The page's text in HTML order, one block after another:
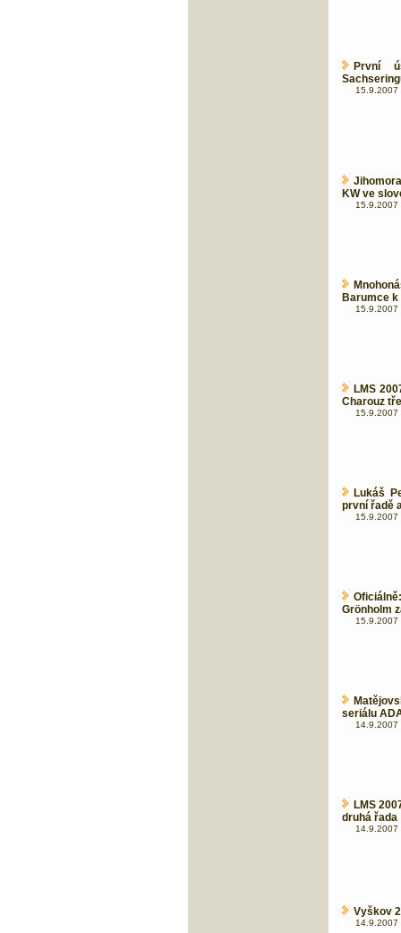
První
15.9.2007
KW ve
15.9.2007
Barumce k
15.9.2007
LMS
Charouz
15.9.2007
Lukáš
první řadě
15.9.2007
Grönholm
15.9.2007
seriálu
14.9.2007
LMS
druhá řada
14.9.2007
Vyškov
14.9.2007